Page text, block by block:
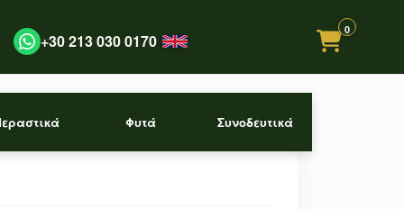
+30 213 030 0170
0
Φυτά Συνοδευτικά